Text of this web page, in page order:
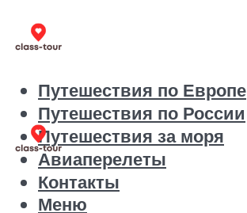
Путешествия по Европе
Путешествия по России
Путешествия за моря
Авиаперелеты
Контакты
Меню